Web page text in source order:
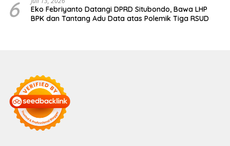
6
Eko Febriyanto Datangi DPRD Situbondo, Bawa LHP
BPK dan Tantang Adu Data atas Polemik Tiga RSUD